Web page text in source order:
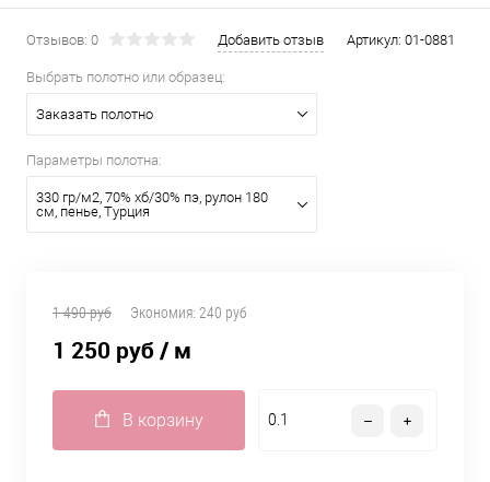
Отзывов: 0 Добавить отзыв Артикул: 01-0881
Выбрать полотно или образец:
Заказать полотно
Параметры полотна:
330 гр/м2, 70% хб/30% пэ, рулон 180
см, пенье, Турция
1 490 руб Экономия: 240 руб
1 250 руб/ м
В корзину